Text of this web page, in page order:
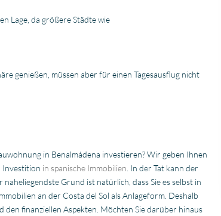
Lage, da größere Städte wie
genießen, müssen aber für einen Tagesausflug nicht
in Benalmádena investieren? Wir geben Ihnen
Investition in spanische Immobilien. In der Tat kann der
Grund ist natürlich, dass Sie es selbst in
an der Costa del Sol als Anlageform. Deshalb
finanziellen Aspekten. Möchten Sie darüber hinaus